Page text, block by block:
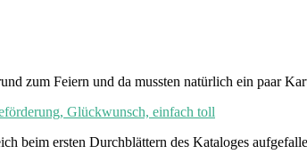
zum Feiern und da mussten natürlich ein paar
beim ersten Durchblättern des Kataloges